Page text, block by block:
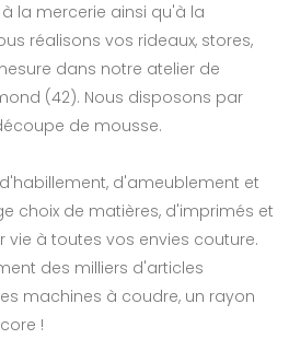
la mercerie ainsi qu'à la
réalisons vos rideaux, stores,
dans notre atelier de
(42). Nous disposons par
de mousse.
d'ameublement et
choix de matières, d'imprimés et
vie à toutes vos envies couture.
des milliers d'articles
machines à coudre, un rayon
!